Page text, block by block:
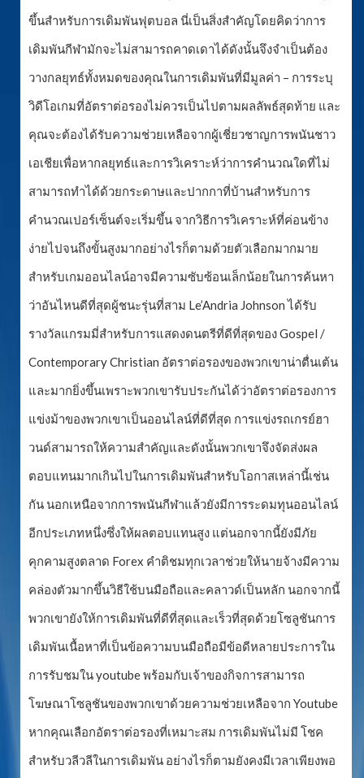
ขึ้นสำหรับการเดิมพันฟุตบอล นี่เป็นสิ่งสำคัญโดยคิดว่าการ
เดิมพันกีฬามักจะไม่สามารถคาดเดาได้ดังนั้นจึงจำเป็นต้อง
วางกลยุทธ์ทั้งหมดของคุณในการเดิมพันที่มีมูลค่า – การระบุ
วิดีโอเกมที่อัตราต่อรองไม่ควรเป็นไปตามผลลัพธ์สุดท้าย และ
คุณจะต้องได้รับความช่วยเหลือจากผู้เชี่ยวชาญการพนันชาว
เอเชียเพื่อหากลยุทธ์และการวิเคราะห์ว่าการคำนวณใดที่ไม่
สามารถทำได้ด้วยกระดาษและปากกาที่บ้านสำหรับการ
คำนวณเปอร์เซ็นต์จะเริ่มขึ้น จากวิธีการวิเคราะห์ที่ค่อนข้าง
ง่ายไปจนถึงขั้นสูงมากอย่างไรก็ตามด้วยตัวเลือกมากมาย
สำหรับเกมออนไลน์อาจมีความซับซ้อนเล็กน้อยในการค้นหา
ว่าอันไหนดีที่สุดผู้ชนะรุ่นที่สาม Le’Andria Johnson ได้รับ
รางวัลแกรมมี่สำหรับการแสดงดนตรีที่ดีที่สุดของ Gospel /
Contemporary Christian อัตราต่อรองของพวกเขาน่าตื่นเต้น
และมากยิ่งขึ้นเพราะพวกเขารับประกันได้ว่าอัตราต่อรองการ
แข่งม้าของพวกเขาเป็นออนไลน์ที่ดีที่สุด การแข่งรถเกรย์ฮา
วนด์สามารถให้ความสำคัญและดังนั้นพวกเขาจึงจัดส่งผล
ตอบแทนมากเกินไปในการเดิมพันสำหรับโอกาสเหล่านี้เช่น
กัน นอกเหนือจากการพนันกีฬาแล้วยังมีการระดมทุนออนไลน์
อีกประเภทหนึ่งซึ่งให้ผลตอบแทนสูง แต่นอกจากนี้ยังมีภัย
คุกคามสูงตลาด Forex คำติชมทุกเวลาช่วยให้นายจ้างมีความ
คล่องตัวมากขึ้นวิธีใช้บนมือถือและคลาวด์เป็นหลัก นอกจากนี้
พวกเขายังให้การเดิมพันที่ดีที่สุดและเร็วที่สุดด้วยโซลูชันการ
เดิมพันเนื้อหาที่เป็นข้อความบนมือถือมีข้อดีหลายประการใน
การรับชมใน youtube พร้อมกับเจ้าของกิจการสามารถ
โฆษณาโซลูชันของพวกเขาด้วยความช่วยเหลือจาก Youtube
หากคุณเลือกอัตราต่อรองที่เหมาะสม การเดิมพันไม่มี โชค
สำหรับวลีวลีในการเดิมพัน อย่างไรก็ตามยังคงมีเวลาเพียงพอ